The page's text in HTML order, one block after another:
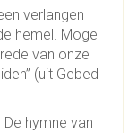
verlangen
hemel. Moge
van onze
(uit Gebed
hymne van